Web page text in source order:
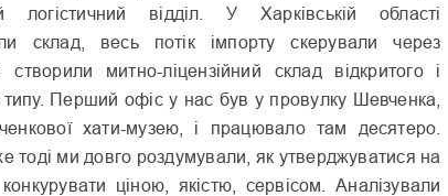
логістичний відділ. У Харківській області
склад, весь потік імпорту скерували через
створили митно-ліцензійний склад відкритого і
типу. Перший офіс у нас був у провулку Шевченка,
хати-музею, і працювало там десятеро.
тоді ми довго роздумували, як утверджуватися на
ціною, якістю, сервісом. Аналізували
КВІТЕНЬ 2026 ЧЕРВЕНЬ 2026